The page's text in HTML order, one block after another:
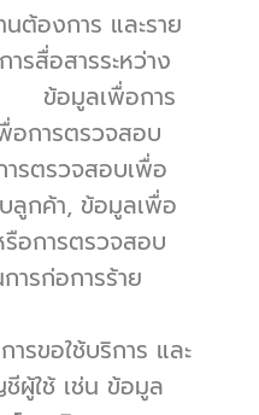
ต้องการ และราย
รสื่อสารระหว่าง
ข้อมูลเพื่อการ
อการตรวจสอบ
รตรวจสอบเพื่อ
ลูกค้า, ข้อมูลเพื่อ
รือการตรวจสอบ
ารก่อการร้าย
ขอใช้บริการ และ
ผู้ใช้ เช่น ข้อมูล